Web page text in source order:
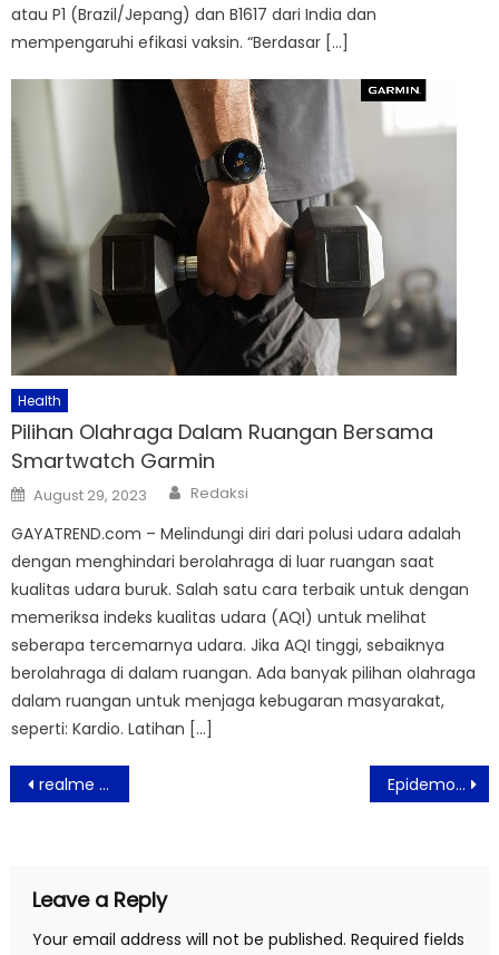
atau P1 (Brazil/Jepang) dan B1617 dari India dan
mempengaruhi efikasi vaksin. “Berdasar […]
Health
Pilihan Olahraga Dalam Ruangan Bersama
Smartwatch Garmin
Posted
on
August 29, 2023 Author
Redaksi
GAYATREND.com – Melindungi diri dari polusi udara adalah
dengan menghindari berolahraga di luar ruangan saat
kualitas udara buruk. Salah satu cara terbaik untuk dengan
memeriksa indeks kualitas udara (AQI) untuk melihat
seberapa tercemarnya udara. Jika AQI tinggi, sebaiknya
berolahraga di dalam ruangan. Ada banyak pilihan olahraga
dalam ruangan untuk menjaga kebugaran masyarakat,
seperti: Kardio. Latihan […]
Post
navigation
realme Luncurkan Smartphone Entry-Level Tahan Banting realme C21 dan realme C25 Epidemolog: Pecegahan Penularan Perlu Diperketat Testing dan Isolasi Mandiri
Leave a Reply
Your email address will not be published. Required fields